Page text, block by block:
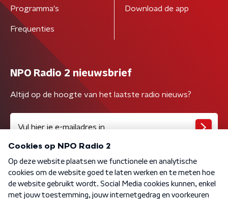
Programma's
Frequenties
Download de app
NPO Radio 2 nieuwsbrief
Altijd op de hoogte van het laatste radio nieuws?
Algemene voorwaarden